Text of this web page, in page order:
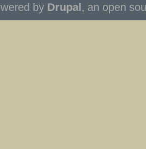
by Drupal, an open